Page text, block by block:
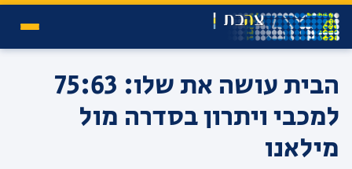
הבית עושה את שלו: 75:63
למכבי ויתרון בסדרה מול
מילאנו